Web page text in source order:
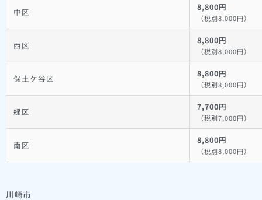
中区 8,800円
（税別8,000円）
西区 8,800円
（税別8,000円）
保土ケ谷区 8,800円
（税別8,000円）
緑区 7,700円
（税別7,000円）
南区 8,800円
（税別8,000円）
川崎市